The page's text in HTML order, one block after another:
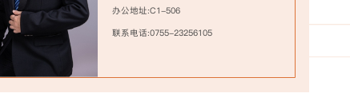
办公地址:C1-506
联系电话:0755-23256105